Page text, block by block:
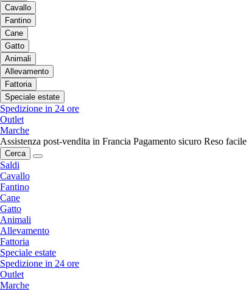
Cavallo
Fantino
Cane
Gatto
Animali
Allevamento
Fattoria
Speciale estate
Spedizione in 24 ore
Outlet
Marche
Assistenza post-vendita in Francia Pagamento sicuro Reso facile
Cerca
Saldi
Cavallo
Fantino
Cane
Gatto
Animali
Allevamento
Fattoria
Speciale estate
Spedizione in 24 ore
Outlet
Marche